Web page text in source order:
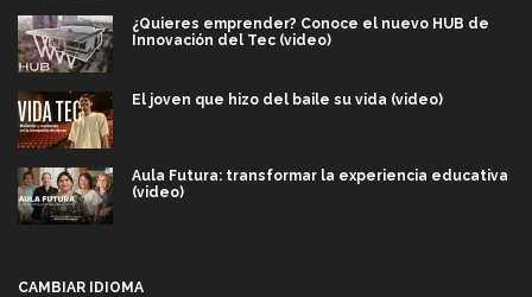
¿Quieres emprender? Conoce el nuevo HUB de
Innovación del Tec (video)
El joven que hizo del baile su vida (video)
Aula Futura: transformar la experiencia educativa
(video)
CAMBIAR IDIOMA